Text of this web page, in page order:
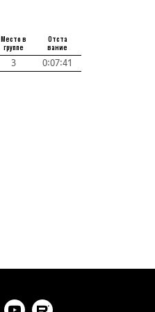
Место в
группе
Отста
вание
3 0:07:41